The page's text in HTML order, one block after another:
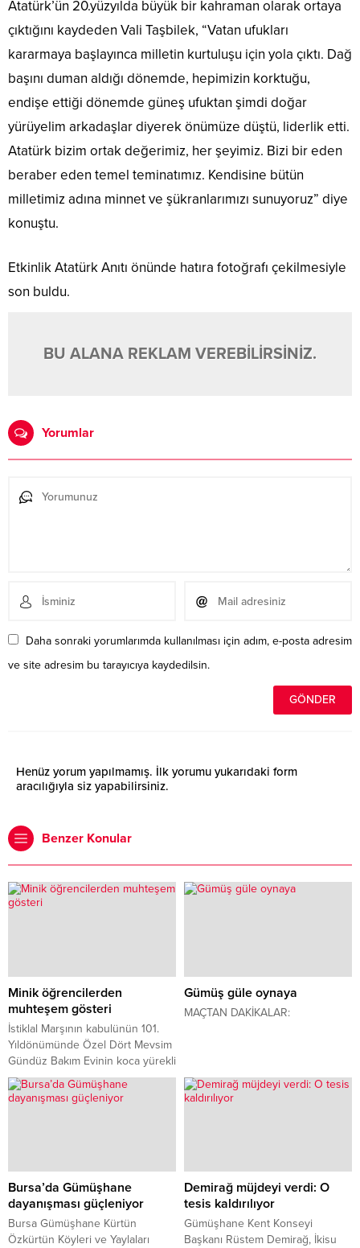
Atatürk’ün 20.yüzyılda büyük bir kahraman olarak ortaya
çıktığını kaydeden Vali Taşbilek, “Vatan ufukları
kararmaya başlayınca milletin kurtuluşu için yola çıktı. Dağ
başını duman aldığı dönemde, hepimizin korktuğu,
endişe ettiği dönemde güneş ufuktan şimdi doğar
yürüyelim arkadaşlar diyerek önümüze düştü, liderlik etti.
Atatürk bizim ortak değerimiz, her şeyimiz. Bizi bir eden
beraber eden temel teminatımız. Kendisine bütün
milletimiz adına minnet ve şükranlarımızı sunuyoruz” diye
konuştu.
Etkinlik Atatürk Anıtı önünde hatıra fotoğrafı çekilmesiyle
son buldu.
BU ALANA REKLAM VEREBİLİRSİNİZ.
Yorumlar
Daha sonraki yorumlarımda kullanılması için adım, e-posta adresim
ve site adresim bu tarayıcıya kaydedilsin.
Henüz yorum yapılmamış. İlk yorumu yukarıdaki form
aracılığıyla siz yapabilirsiniz.
Benzer Konular
Minik öğrencilerden
muhteşem gösteri
İstiklal Marşının kabulünün 101.
Yıldönümünde Özel Dört Mevsim
Gündüz Bakım Evinin koca yürekli
minik öğrencileri muhteşem bir
gösteriye imza attı.
Gümüş güle oynaya
MAÇTAN DAKİKALAR:
Bursa’da Gümüşhane
dayanışması güçleniyor
Bursa Gümüşhane Kürtün
Özkürtün Köyleri ve Yaylaları
Demirağ müjdeyi verdi: O
tesis kaldırılıyor
Gümüşhane Kent Konseyi
Başkanı Rüstem Demirağ, İkisu